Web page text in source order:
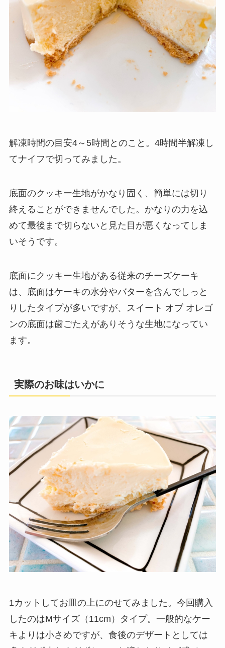
解凍時間の目安4～5時間とのこと。4時間半解凍し
てナイフで切ってみました。
底面のクッキー生地がかなり固く、簡単には切り
終えることができませんでした。かなりの力を込
めて最後まで切らないと見た目が悪くなってしま
いそうです。
底面にクッキー生地がある従来のチーズケーキ
は、底面はケーキの水分やバターを含んでしっと
りしたタイプが多いですが、スイート オブ オレゴ
ンの底面は歯ごたえがありそうな生地になってい
ます。
実際のお味はいかに
1カットしてお皿の上にのせてみました。今回購入
したのはMサイズ（11cm）タイプ。一般的なケー
キよりは小さめですが、食後のデザートとしては